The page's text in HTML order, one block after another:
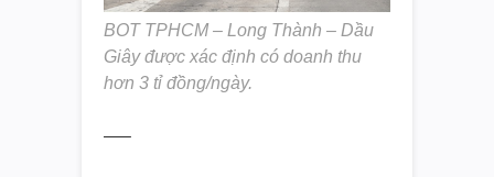
BOT TPHCM – Long Thành – Dầu
Giây được xác định có doanh thu
hơn 3 tỉ đồng/ngày.
—–